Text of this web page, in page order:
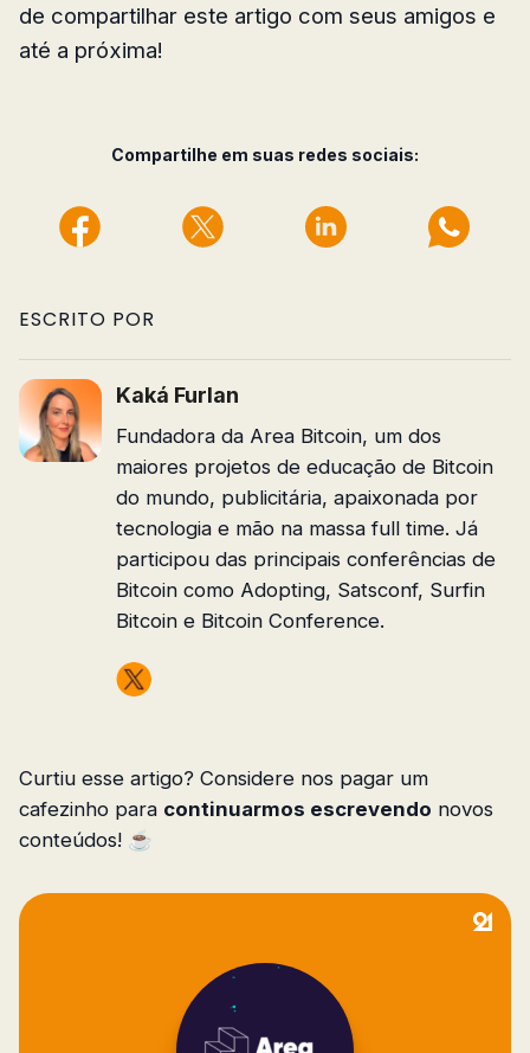
de compartilhar este artigo com seus amigos e
até a próxima!
Compartilhe em suas redes sociais:
ESCRITO POR
Kaká Furlan
Fundadora da Area Bitcoin, um dos
maiores projetos de educação de Bitcoin
do mundo, publicitária, apaixonada por
tecnologia e mão na massa full time. Já
participou das principais conferências de
Bitcoin como Adopting, Satsconf, Surfin
Bitcoin e Bitcoin Conference.
Curtiu esse artigo? Considere nos pagar um
cafezinho para continuarmos escrevendo novos
conteúdos! ☕